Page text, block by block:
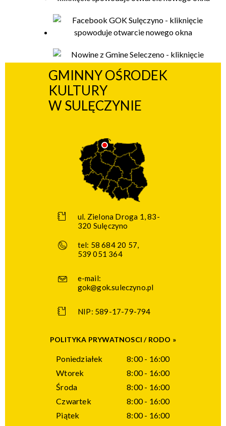
GMINNY OŚRODEK
KULTURY
W SULĘCZYNIE
ul. Zielona Droga 1, 83-
320 Sulęczyno
tel: 58 684 20 57,
539 051 364
e-mail:
gok@gok.suleczyno.pl
NIP: 589-17-79-794
POLITYKA PRYWATNOSCI / RODO »
Poniedziałek
8:00 - 16:00
Wtorek
8:00 - 16:00
Środa
8:00 - 16:00
Czwartek
8:00 - 16:00
Piątek
8:00 - 16:00